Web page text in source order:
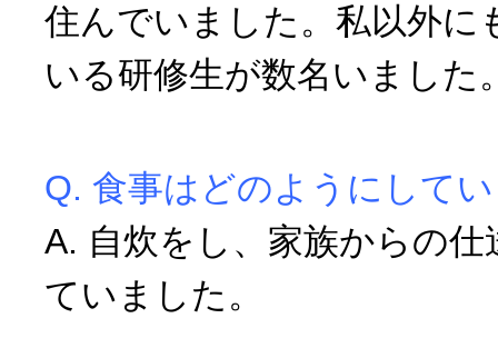
住んでいました。私以外に
いる研修生が数名いました
Q. 食事はどのようにして
A. 自炊をし、家族からの
ていました。